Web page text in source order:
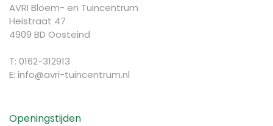
AVRI Bloem- en Tuincentrum
Heistraat 47
4909 BD Oosteind
T: 0162-312913
E: info@avri-tuincentrum.nl
Openingstijden